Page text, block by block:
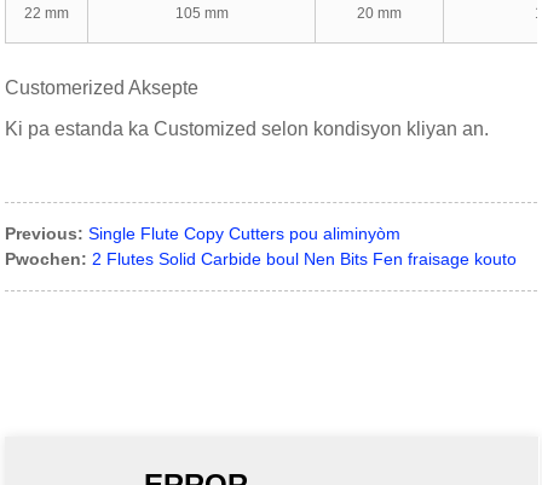
22 mm 105 mm 20 mm
Customerized Aksepte
Ki pa estanda ka Customized selon kondisyon kliyan an.
Previous: Single Flute Copy Cutters pou aliminyòm
Pwochen: 2 Flutes Solid Carbide boul Nen Bits Fen fraisage kouto